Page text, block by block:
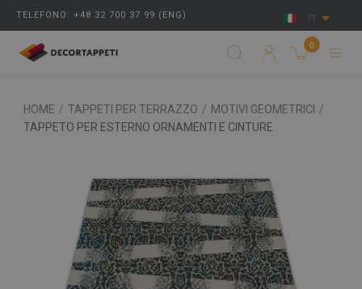
TELEFONO: +48 32 700 37 99 (ENG)
0
HOME / TAPPETI PER TERRAZZO / MOTIVI GEOMETRICI
/
TAPPETO PER ESTERNO ORNAMENTI E CINTURE